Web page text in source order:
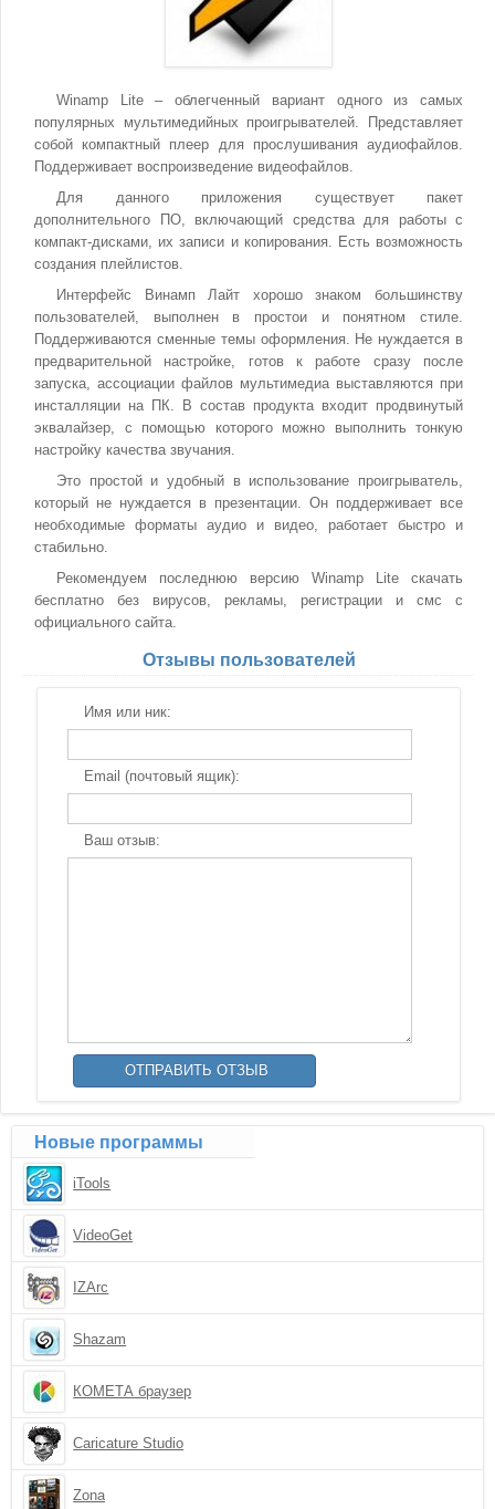
Winamp Lite – облегченный вариант одного из самых
популярных мультимедийных проигрывателей. Представляет
собой компактный плеер для прослушивания аудиофайлов.
Поддерживает воспроизведение видеофайлов.
Для данного приложения существует пакет
дополнительного ПО, включающий средства для работы с
компакт-дисками, их записи и копирования. Есть возможность
создания плейлистов.
Интерфейс Винамп Лайт хорошо знаком большинству
пользователей, выполнен в простои и понятном стиле.
Поддерживаются сменные темы оформления. Не нуждается в
предварительной настройке, готов к работе сразу после
запуска, ассоциации файлов мультимедиа выставляются при
инсталляции на ПК. В состав продукта входит продвинутый
эквалайзер, с помощью которого можно выполнить тонкую
настройку качества звучания.
Это простой и удобный в использование проигрыватель,
который не нуждается в презентации. Он поддерживает все
необходимые форматы аудио и видео, работает быстро и
стабильно.
Рекомендуем последнюю версию Winamp Lite скачать
бесплатно без вирусов, рекламы, регистрации и смс с
официального сайта.
Отзывы пользователей
Имя или ник:
Email (почтовый ящик):
Ваш отзыв:
Новые программы
iTools
VideoGet
IZArc
Shazam
КОМЕТА браузер
Caricature Studio
Zona